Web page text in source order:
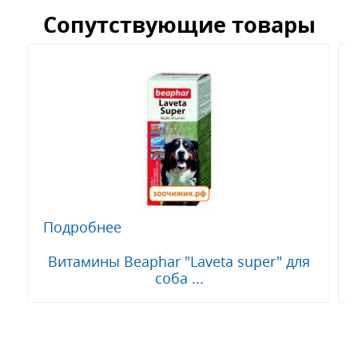
Сопутствующие товары
Подробнее
Витамины Beaphar "Laveta super" для
соба ...